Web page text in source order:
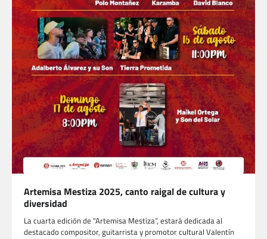
Artemisa Mestiza 2025, canto raigal de cultura y
diversidad
La cuarta edición de “Artemisa Mestiza”, estará dedicada al
destacado compositor, guitarrista y promotor cultural Valentín